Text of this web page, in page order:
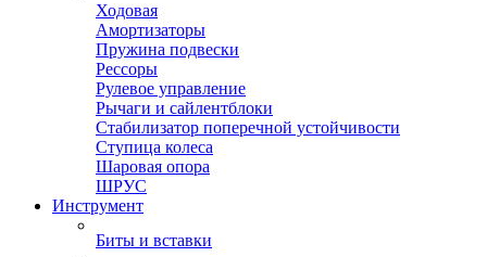
Ходовая
Амортизаторы
Пружина подвески
Рессоры
Рулевое управление
Рычаги и сайлентблоки
Стабилизатор поперечной устойчивости
Ступица колеса
Шаровая опора
ШРУС
Инструмент
Биты и вставки